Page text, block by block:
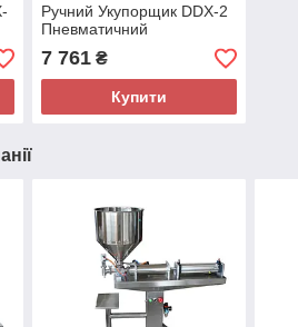
Ручний Укупорщик DDX-2
Пневматичний
7 761₴
Купити